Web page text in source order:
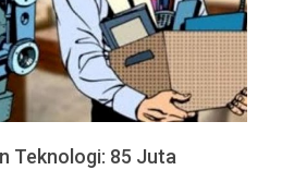
Teknologi: 85 Juta